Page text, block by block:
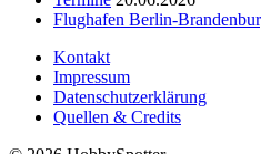
Flughafen Berlin-
Kontakt
Impressum
Datenschutzerklärung
Quellen & Credits